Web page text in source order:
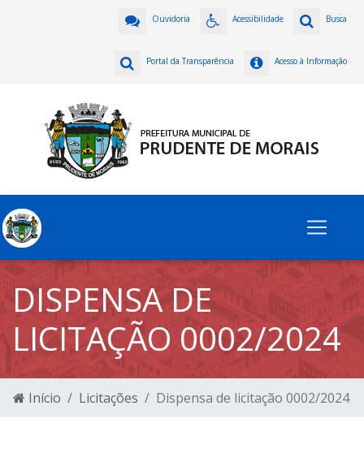
Busca
Acessibilidade
Ouvidoria
Acesso à Informação
Portal da Transparência
DISPENSA DE
LICITAÇÃO 0002/2024
Início Licitações Dispensa de licitação 0002/2024